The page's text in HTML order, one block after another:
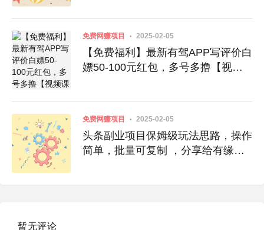
免费网赚项目 2025-02-05
【免费福利】最新有驾APP写评价白
嫖50-100元红包，多号多撸【视频
免费网赚项目 2025-02-05
头条副业项目保姆级玩法思路，操作
简单，批量可复制 ，分享给有缘
暂无评论